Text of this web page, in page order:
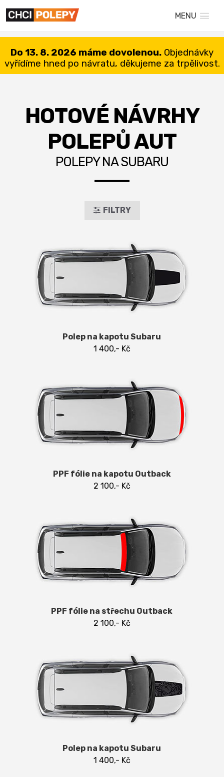
MENU
Do 13. 8. 2026 máme dovolenou. Objednávky
vyřídíme hned po návratu, děkujeme za trpělivost.
HOTOVÉ NÁVRHY
POLEPŮ AUT
POLEPY NA SUBARU
FILTRY
Polep na kapotu Subaru
1 400,- Kč
PPF fólie na kapotu Outback
2 100,- Kč
PPF fólie na střechu Outback
2 100,- Kč
Polep na kapotu Subaru
1 400,- Kč